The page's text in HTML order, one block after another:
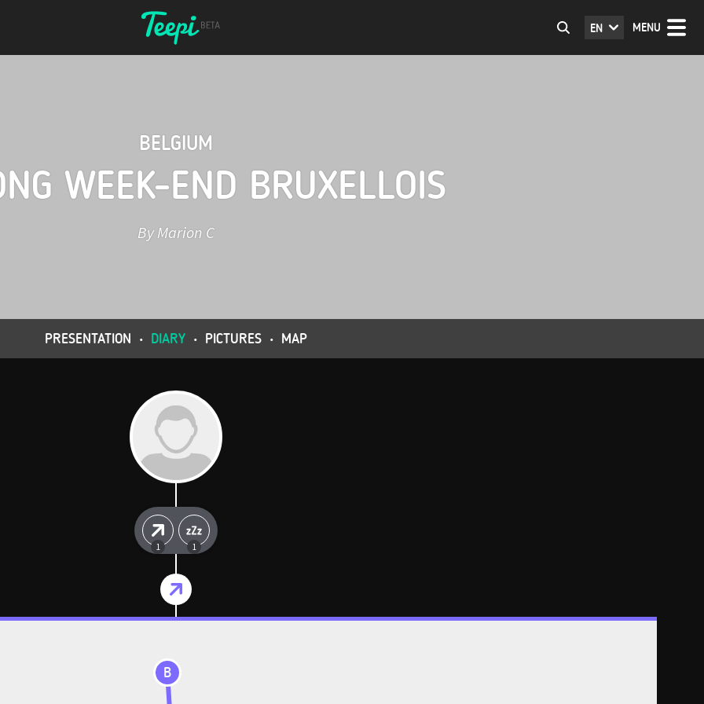
MENU
EN
BELGIUM
WEEK-END BRUXELLOIS
By Marion C
PRESENTATION • DIARY • PICTURES • MAP
1 1
B